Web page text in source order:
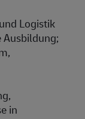
Logistik
in